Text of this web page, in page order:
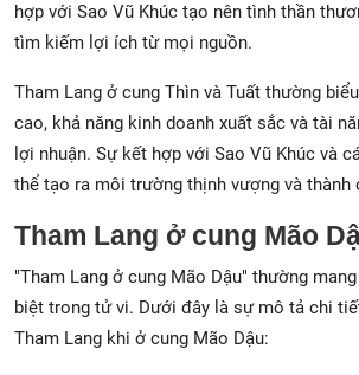
hợp với Sao Vũ Khúc tạo nên tình thần
tìm kiếm lợi ích từ mọi nguồn.
Tham Lang ở cung Thìn và Tuất thường
cao, khả năng kinh doanh xuất sắc và tài
lợi nhuận. Sự kết hợp với Sao Vũ Khúc và
thể tạo ra môi trường thịnh vượng và thành
Tham Lang ở cung Mão
"Tham Lang ở cung Mão Dậu" thường
biệt trong tử vi. Dưới đây là sự mô tả chi
Tham Lang khi ở cung Mão Dậu: